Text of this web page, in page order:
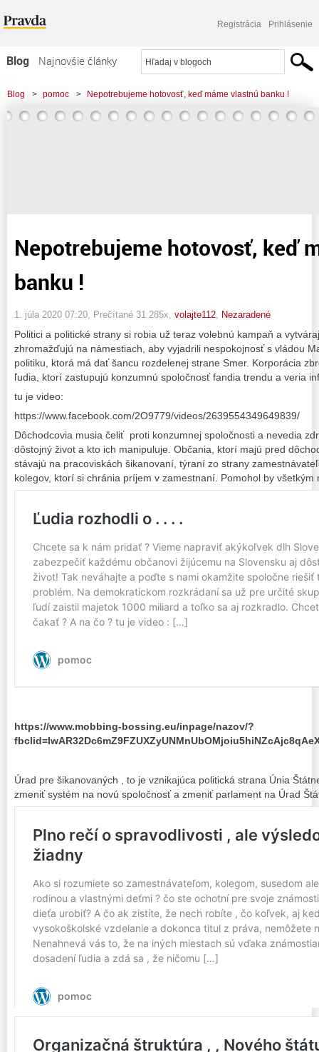
Registrácia Prihlásenie
Blog
Najnovšie články
Najčítanejšie články
Najkomentovanejšie články
Blog > pomoc > Nepotrebujeme hotovosť, keď máme vlastnú banku !
Nepotrebujeme hotovosť, keď
banku !
1. júla 2020 07:20 , Prečítané 31 285x, volajte112 Nezaradené
Politici a politické strany si robia už teraz volebnú kampaň a
zhromažďujú na námestiach, aby vyjadrili nespokojnosť s vládou
politiku, ktorá má dať šancu rozdelenej strane Smer. Korporácia
ľudia, ktorí zastupujú konzumnú spoločnosť fandia trendu a veria
tu je video:
https://www.facebook.com/2O9779/videos/2639554349649839/
Dôchodcovia musia čeliť proti konzumnej spoločnosti a nevedia
dôstojný život a kto ich manipuluje. Občania, ktorí majú pred
stávajú na pracoviskách šikanovaní, týraní zo strany
kolegov, ktorí si chránia príjem v zamestnaní. Pomohol by všetkým
https://www.mobbing-bossing.eu/inpage/nazov/?
Úrad pre šikanovaných , to je vznikajúca politická strana Únia
zmeniť systém na novú spoločnosť a zmeniť parlament na Úrad